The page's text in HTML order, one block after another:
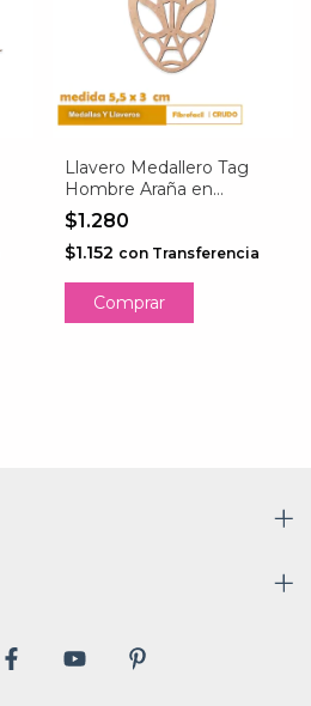
Llavero Medallero Tag
Hombre Araña en
Fibrofacil
$1.280
$1.152 con Transferencia
Comprar